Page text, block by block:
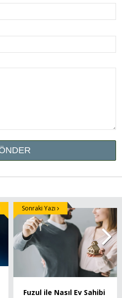
Fuzul ile Nasıl Ev Sahibi
Sonraki Yazı